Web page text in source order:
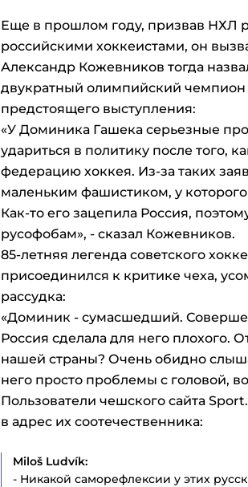
Еще в прошлом году, призвав НХЛ
российскими хоккеистами, он
Александр Кожевников тогда
двукратный олимпийский чемпион
предстоящего выступления:
«У Доминика Гашека серьезные
удариться в политику после того,
федерацию хоккея. Из-за таких
маленьким фашистиком, у
Как-то его зацепила Россия,
русофобам», - сказал Кожевников.
85-летняя легенда советского
присоединился к критике чеха,
рассудка:
«Доминик - сумасшедший.
Россия сделала для него плохого.
нашей страны? Очень обидно
него просто проблемы с головой,
Пользователи чешского сайта
в адрес их соотечественника:
Miloš Ludvík:
- Никакой саморефлексии у этих